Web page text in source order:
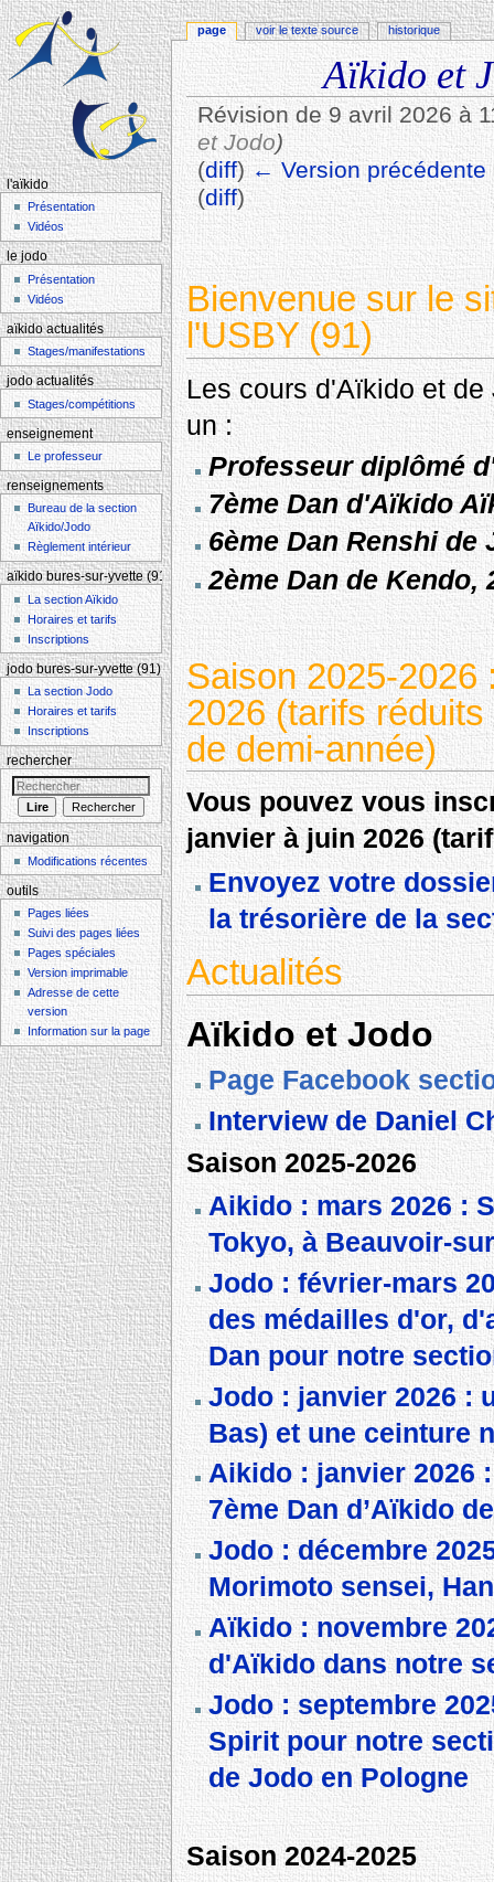
Aïkido et
Révision de 9 avril 2026 à
et Jodo)
(diff) ← Version précédente
(diff)
Aller à :navigation rechercher
Bienvenue sur le
l'USBY (91)
Les cours d'Aïkido et
un :
Professeur diplômé
7ème Dan d'Aïkido
6ème Dan Renshi de
2ème Dan de Kendo,
Saison 2025-2026
2026 (tarifs
de demi-année)
Vous pouvez vous
janvier à juin 2026
Envoyez votre
la trésorière de la
Actualités
Aïkido et Jodo
Page Facebook
Interview de Daniel
Saison 2025-2026
Aikido : mars 2026 :
Tokyo, à Beauvoir-
Jodo : février-mars
des médailles d'or,
Dan pour notre
Jodo : janvier 2026 :
Bas) et une ceinture
Aikido : janvier 2026
7ème Dan d’Aïkido
Jodo : décembre
Morimoto sensei,
Aïkido : novembre
d'Aïkido dans notre
Jodo : septembre
Spirit pour notre
de Jodo en Pologne
Saison 2024-2025
page voir le texte source historique
l'aïkido
Présentation
Vidéos
le jodo
Présentation
Vidéos
aïkido actualités
Stages/manifestations
jodo actualités
Stages/compétitions
enseignement
Le professeur
renseignements
Bureau de la section
Aïkido/Jodo
Règlement intérieur
aïkido bures-sur-yvette (91)
La section Aïkido
Horaires et tarifs
Inscriptions
jodo bures-sur-yvette (91)
La section Jodo
Horaires et tarifs
Inscriptions
rechercher
navigation
Modifications récentes
outils
Pages liées
Suivi des pages liées
Pages spéciales
Version imprimable
Adresse de cette
version
Information sur la page